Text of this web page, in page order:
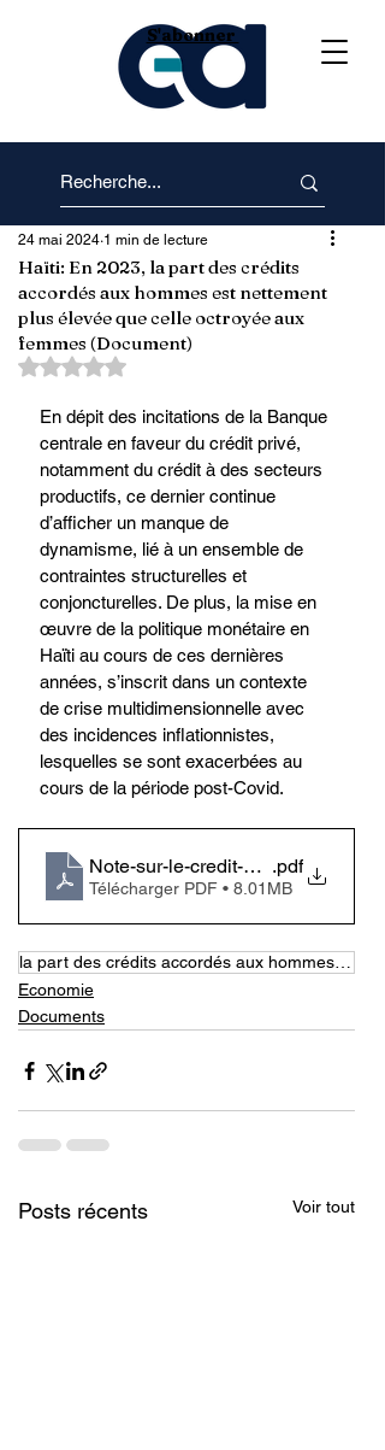
S'abonner
Haïti: En 2023, la part des crédits
accordés aux hommes est nettement
plus élevée que celle octroyée aux
femmes (Document)
24 mai 2024 1 min de lecture
Noté NaN étoiles sur 5.
En dépit des incitations de la Banque
centrale en faveur du crédit privé,
notamment du crédit à des secteurs
productifs, ce dernier continue
d’afficher un manque de
dynamisme, lié à un ensemble de
contraintes structurelles et
conjoncturelles. De plus, la mise en
œuvre de la politique monétaire en
Haïti au cours de ces dernières
années, s’inscrit dans un contexte
de crise multidimensionnelle avec
des incidences inflationnistes,
lesquelles se sont exacerbées au
cours de la période post-Covid.
Note-sur-le-credit-Sept-2023-Sept-
.pdf
Télécharger PDF • 8.01MB
Economie
Documents
Posts récents Voir tout